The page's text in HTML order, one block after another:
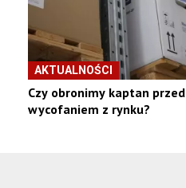
AKTUALNOŚCI
Czy obronimy kaptan przed
wycofaniem z rynku?